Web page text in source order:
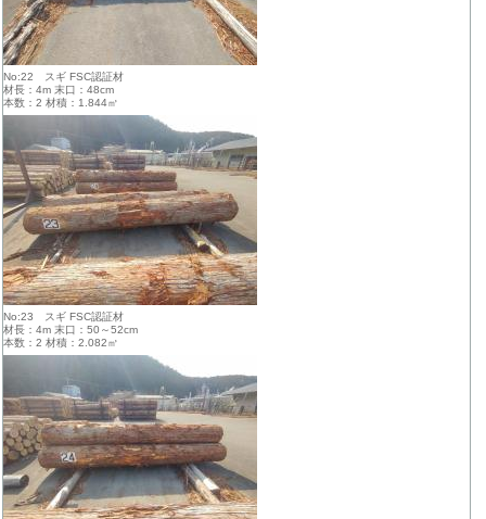
No:22 スギ FSC認証材
材長：4m 末口：48cm
本数：2 材積：1.844㎥
No:23 スギ FSC認証材
材長：4m 末口：50～52cm
本数：2 材積：2.082㎥